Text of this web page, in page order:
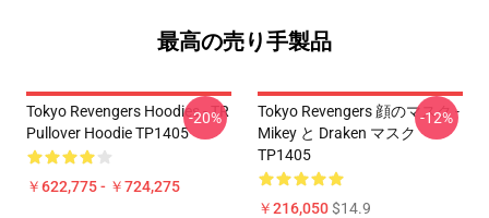
最高の売り手製品
Tokyo Revengers Hoodies - TR
Pullover Hoodie TP1405
￥622,775 - ￥724,275
-20%
Tokyo Revengers 顔のマスク -
Mikey と Draken マスク
TP1405
￥216,050$14.9
-12%